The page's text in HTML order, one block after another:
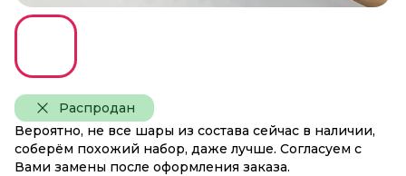
Распродан
Вероятно, не все шары из состава сейчас в наличии,
соберём похожий набор, даже лучше. Согласуем с
Вами замены после оформления заказа.